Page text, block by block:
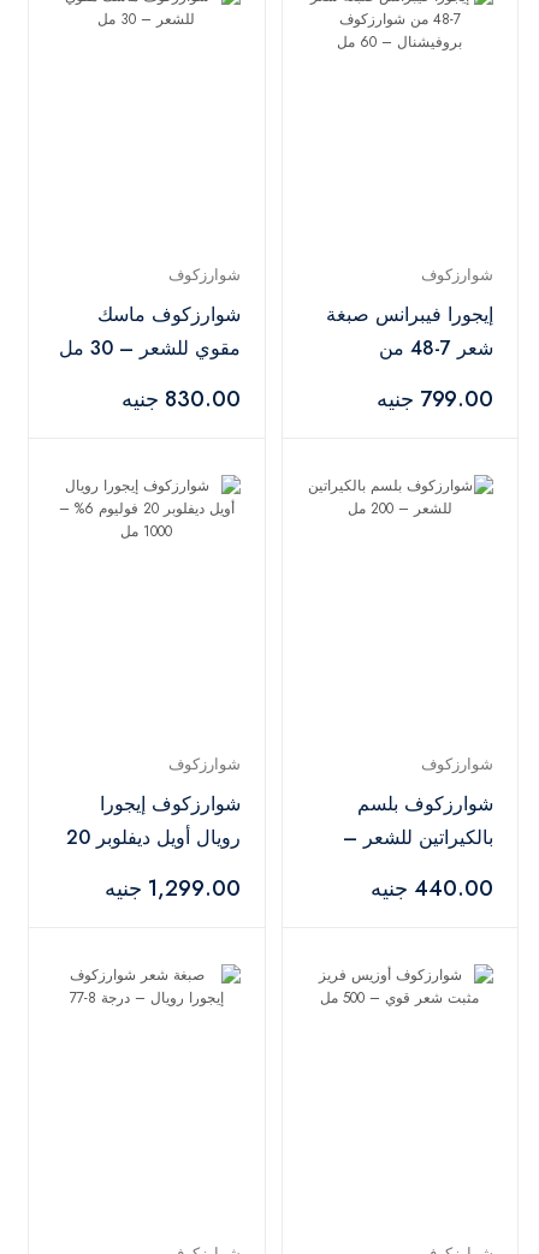
شوارزكوف
إيجورا فيبرانس صبغة
شعر 7-48 من
– 60 مل
799.00 جنيه
شوارزكوف
شوارزكوف ماسك
مقوي للشعر – 30 مل
830.00 جنيه
شوارزكوف
شوارزكوف بلسم
بالكيراتين للشعر –
440.00 جنيه
شوارزكوف
شوارزكوف إيجورا
رويال أويل ديفلوبر 20
مل
1,299.00 جنيه